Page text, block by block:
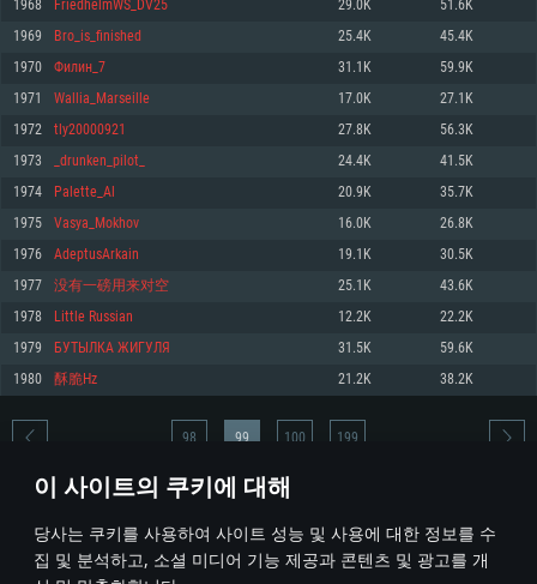
이 사이트의 쿠키에 대해
당사는 쿠키를 사용하여 사이트 성능 및 사용에 대한 정보를 수
집 및 분석하고, 소셜 미디어 기능 제공과 콘텐츠 및 광고를 개
운영체제: Windows 10 (64 bit)
프로세서: 2.2 GHz 듀얼코어 이상
메모리: 4GB
그래픽 카드: DirectX 11 이상을 지원하는 AMD Radeon 77XX / NVIDIA
GeForce GT 660. 최소 사양 해상도: 720p
네트워크: 브로드밴드 인터넷
여유 저장 공간: 22.1 GB (최소 클라이언트)
권장 사양
570 혹은 그 이상
여유 저장 공간: 62.2 GB (전체 클라이언트)
운영체제: Mac OS Big Sur 11.0
프로세서: 최소 2.2 GHz의 Core i5 (Intel Xeon 은 지원하지 않습니다)
메모리: 6 GB
그래픽 카드: Metal 을 지원하는 Intel Iris Pro 5200 (Mac), 혹은 이와 비슷한 성
능을 가지는 Mac 버전의 AMD/Nvidia. 최소 해상도: 720p
네트워크: 브로드밴드 인터넷
여유 저장 공간: 22.1 GB (최소 클라이언트)
권장 사양
네트워크: 브로드밴드 인터넷
여유 저장 공간: 62.2 GB (전체 클라이언트)
운영체제: 64bit Linux 중 최신 버전
프로세서: 2.4 GHz 듀얼코어
메모리: 4 GB
그래픽 카드: Vulkan 을 지원하고, 최신 그래픽 드라이버를 지원하는 NVIDIA
660 (6개월 미만) 혹은 그와 동급의 성능을 가지며 최신 그래픽 드라이버를 지
원하는 AMD (6개월 미만; 최소사양 지원 해상도 720p)
네트워크: 브로드밴드 인터넷
여유 저장 공간: 22.1 GB (최소 클라이언트)
권장 사양
운영체제: Ubuntu 20.04 64bit
프로세서: Intel Core i7
메모리: 16 GB
그래픽 카드: Vulkan 을 지원하고, 최신 그래픽 드라이버를 지원하는 NVIDIA
1060 (6개월 미만) 혹은 그와 동급의 성능을 가지며 최신 그래픽 드라이버를
지원하는 AMD RX 570 (6개월 미만; 최소사양 지원 해상도 720p) 이상
여유 저장 공간: 62.2 GB (전체 클라이언트)
1968 FriedhelmWS_DV25 29.0K 51.6K
1969 Bro_is_finished 25.4K 45.4K
1970 Филин_7 31.1K 59.9K
1971 Wallia_Marseille 17.0K 27.1K
1972 tly20000921 27.8K 56.3K
1973 _drunken_pilot_ 24.4K 41.5K
1974 Palette_Al 20.9K 35.7K
1975 Vasya_Mokhov 16.0K 26.8K
1976 AdeptusArkain 19.1K 30.5K
1977 没有一磅用来对空 25.1K 43.6K
1978 Little Russian 12.2K 22.2K
1979 БУТЫЛКА ЖИГУЛЯ 31.5K 59.6K
1980 酥脆Hz 21.2K 38.2K
* 순위표는 매일 1회 갱신됩니다
98 99 100 199